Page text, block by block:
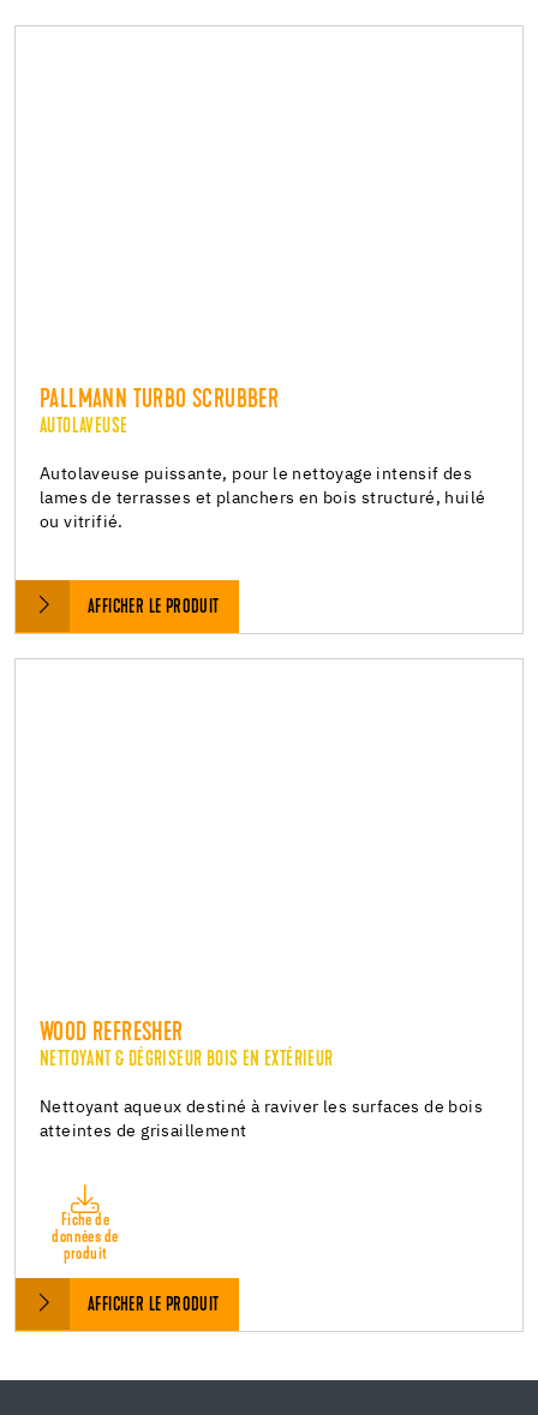
PALLMANN TURBO SCRUBBER
AUTOLAVEUSE
Autolaveuse puissante, pour le nettoyage intensif des
lames de terrasses et planchers en bois structuré, huilé
ou vitrifié.
AFFICHER LE PRODUIT
WOOD REFRESHER
NETTOYANT & DÉGRISEUR BOIS EN EXTÉRIEUR
Nettoyant aqueux destiné à raviver les surfaces de bois
atteintes de grisaillement
Fiche de
données de
produit
AFFICHER LE PRODUIT